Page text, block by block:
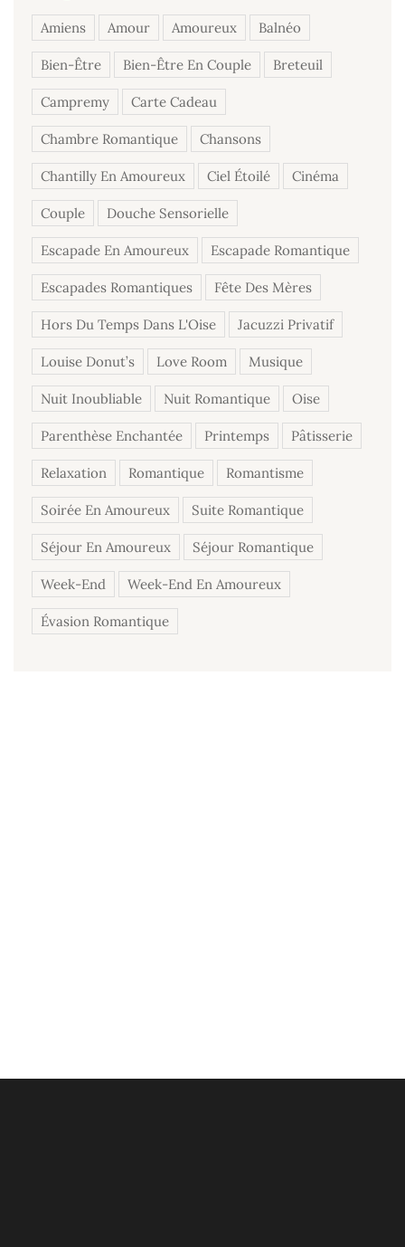
Amiens Amour Amoureux Balnéo
Bien-Être Bien-Être En Couple Breteuil
Campremy Carte Cadeau
Chambre Romantique Chansons
Chantilly En Amoureux Ciel Étoilé Cinéma
Couple Douche Sensorielle
Escapade En Amoureux Escapade Romantique
Escapades Romantiques Fête Des Mères
Hors Du Temps Dans L'Oise Jacuzzi Privatif
Louise Donut’s Love Room Musique
Nuit Inoubliable Nuit Romantique Oise
Parenthèse Enchantée Printemps Pâtisserie
Relaxation Romantique Romantisme
Soirée En Amoureux Suite Romantique
Séjour En Amoureux Séjour Romantique
Week-End Week-End En Amoureux
Évasion Romantique